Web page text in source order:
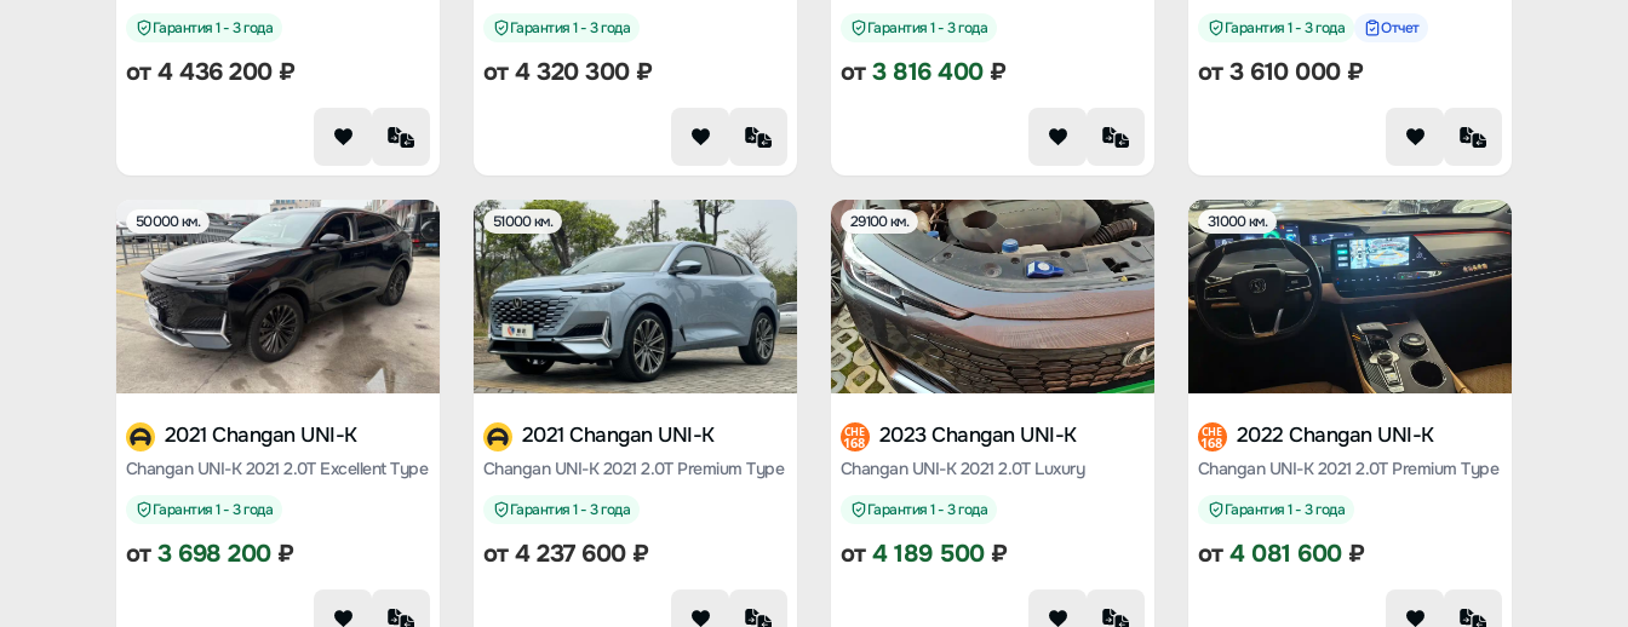
Гарантия 1 - 3 года
от4 436 200₽
Гарантия 1 - 3 года
от4 320 300₽
Гарантия 1 - 3 года
от3 816 400₽
Гарантия 1 - 3 года Отчет
от3 610 000₽
50000 км.
2021 Changan UNI-K
Changan UNI-K 2021 2.0T Excellent Type
Гарантия 1 - 3 года
от3 698 200₽
51000 км.
2021 Changan UNI-K
Changan UNI-K 2021 2.0T Premium Type
Гарантия 1 - 3 года
от4 237 600₽
29100 км.
CHE
168 2023 Changan UNI-K
Changan UNI-K 2021 2.0T Luxury
Гарантия 1 - 3 года
от4 189 500₽
31000 км.
CHE
168 2022 Changan UNI-K
Changan UNI-K 2021 2.0T Premium Type
Гарантия 1 - 3 года
от4 081 600₽